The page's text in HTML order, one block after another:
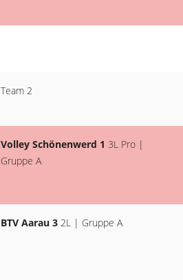
Team 2
Volley Schönenwerd 1 3L Pro |
Gruppe A
BTV Aarau 3 2L | Gruppe A